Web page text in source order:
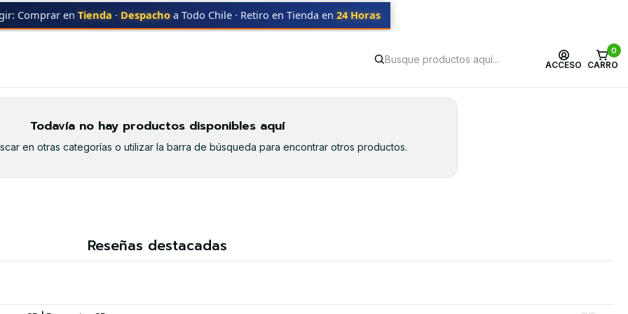
ACCESO
0
CARRO
Comprar en Tienda · Despacho a Todo Chile · Retiro en Tienda en 24 Horas
CF289X
Todavía no hay productos disponibles aquí
en otras categorías o utilizar la barra de búsqueda para encontrar otros productos.
Reseñas destacadas